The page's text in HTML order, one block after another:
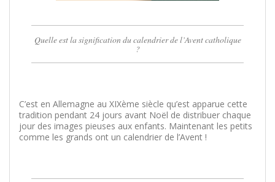
Quelle est la signification du calendrier de l’Avent catholique
?
C’est en Allemagne au XIXème siècle qu’est apparue cette
tradition pendant 24 jours avant Noël de distribuer chaque
jour des images pieuses aux enfants. Maintenant les petits
comme les grands ont un calendrier de l’Avent !